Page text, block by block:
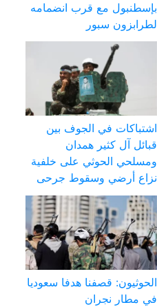
بإسطنبول مع قرب انضمامه
لطرابزون سبور
اشتباكات في الجوف بين
قبائل آل كثير همدان
ومسلحي الحوثي على خلفية
نزاع أرضي وسقوط جرحى
الحوثيون: قصفنا هدفا سعوديا
في مطار نجران